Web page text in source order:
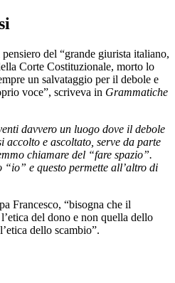
del “grande giurista italiano,
Corte Costituzionale, morto lo
un salvataggio per il debole e
voce”, scriveva in Grammatiche
davvero un luogo dove il debole
accolto e ascoltato, serve da parte
chiamare del “fare spazio”.
e questo permette all’altro di
Francesco, “bisogna che il
del dono e non quella dello
dello scambio”.